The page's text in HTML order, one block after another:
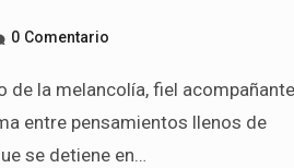
0 Comentario
entre pensamientos llenos de
se detiene en…